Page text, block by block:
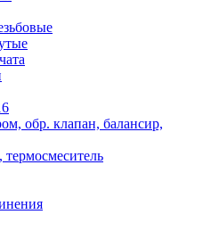
обр. клапан, балансир,